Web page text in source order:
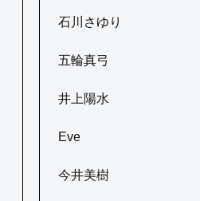
石川さゆり
五輪真弓
井上陽水
Eve
今井美樹